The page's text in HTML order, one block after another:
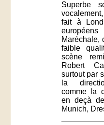
Superbe
fait à
Maréchale,
faible
scène
Robert
surtout par
la
comme la
en deçà
Munich,